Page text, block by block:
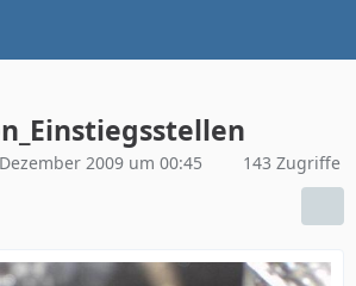
2009 um 00:45 143 Zugriffe